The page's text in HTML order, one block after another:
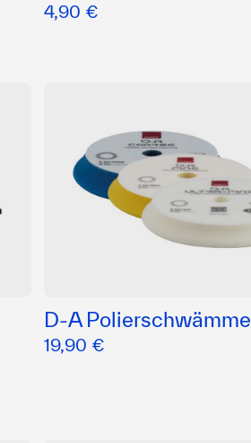
4,90 €
D-A Polierschwämme
19,90 €